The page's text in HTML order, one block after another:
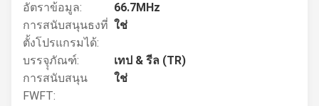
อัตราข้อมูล:
66.7MHz
การสนับสนุนธงที่
ตั้งโปรแกรมได้:
ใช่
บรรจุุภัณฑ์:
เทป & รีล (TR)
การสนับสนุน
FWFT:
ใช่